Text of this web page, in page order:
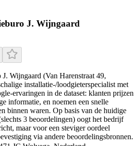
J. Wijngaard
Wijngaard (Van Harenstraat 49,
installatie-/loodgieterspecialist met
ervaringen in de dataset: klanten prijzen
informatie, en noemen een snelle
binnen waren. Op basis van de huidige
3 beoordelingen) oogt het bedrijf
maar voor een steviger oordeel
via andere beoordelingsbronnen.